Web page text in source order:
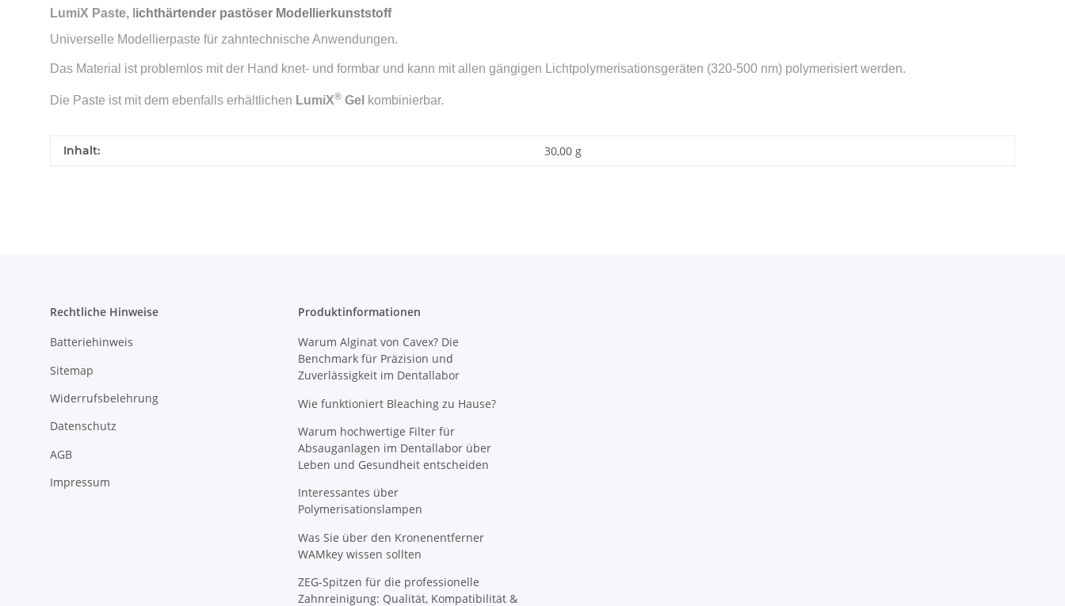
LumiX Paste, l ichthärtender pastöser Modellierkunststoff
Universelle Modellierpaste für zahntechnische Anwendungen.
Das Material ist problemlos mit der Hand knet- und formbar und kann mit allen gängigen Lichtpolymerisationsgeräten (320-500 nm) polymerisiert werden.
Die Paste ist mit dem ebenfalls erhältlichen LumiX® Gel kombinierbar.
Inhalt: 30,00 g
Rechtliche Hinweise
Batteriehinweis
Sitemap
Widerrufsbelehrung
Datenschutz
AGB
Impressum
Produktinformationen
Warum Alginat von Cavex? Die
Benchmark für Präzision und
Zuverlässigkeit im Dentallabor
Wie funktioniert Bleaching zu Hause?
Warum hochwertige Filter für
Absauganlagen im Dentallabor über
Leben und Gesundheit entscheiden
Interessantes über
Polymerisationslampen
Was Sie über den Kronenentferner
WAMkey wissen sollten
ZEG-Spitzen für die professionelle
Zahnreinigung: Qualität, Kompatibilität &